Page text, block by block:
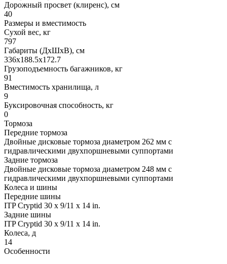
Дорожный просвет (клиренс), см
40
Размеры и вместимость
Сухой вес, кг
797
Габариты (ДхШхВ), см
336x188.5x172.7
Грузоподъемность багажников, кг
91
Вместимость хранилища, л
9
Буксировочная способность, кг
0
Тормоза
Передние тормоза
Двойные дисковые тормоза диаметром 262 мм с
гидравлическими двухпоршневыми суппортами
Задние тормоза
Двойные дисковые тормоза диаметром 248 мм с
гидравлическими двухпоршневыми суппортами
Колеса и шины
Передние шины
ITP Cryptid 30 x 9/11 x 14 in.
Задние шины
ITP Cryptid 30 x 9/11 x 14 in.
Колеса, д
14
Особенности